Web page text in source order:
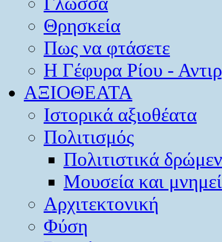
Θρησκεία
Πως να φτάσετε
Η Γέφυρα Ρίου -
ΑΞΙΟΘΕΑΤΑ
Ιστορικά αξιοθέατα
Πολιτισμός
Πολιτιστικά
Μουσεία και
Αρχιτεκτονική
Φύση